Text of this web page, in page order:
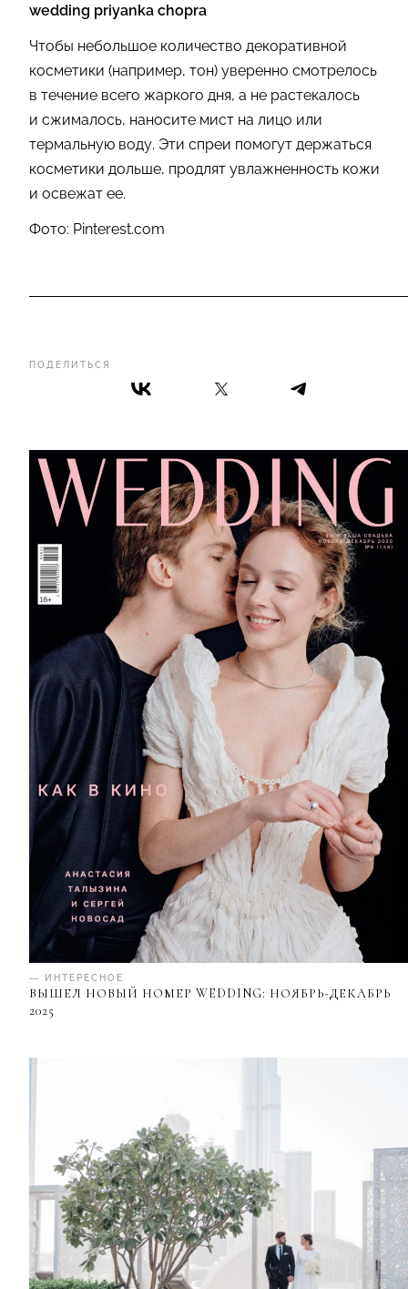
ПОДЕЛИТЬСЯ
— ИНТЕРЕСНОЕ
ВЫШЕЛ НОВЫЙ НОМЕР WEDDING: НОЯБРЬ-ДЕКАБРЬ
2025
Чтобы небольшое количество декоративной
косметики (например, тон) уверенно смотрелось
в течение всего жаркого дня, а не растекалось
и сжималось, наносите мист на лицо или
термальную воду. Эти спреи помогут держаться
косметики дольше, продлят увлажненность кожи
и освежат ее.
Фото: Pinterest.com